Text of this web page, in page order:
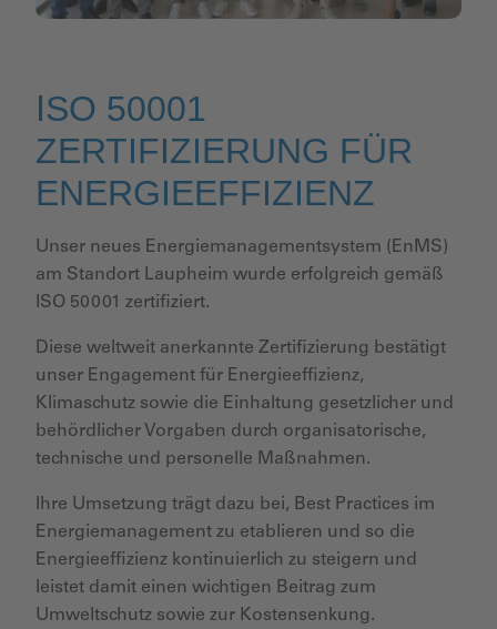
ISO 50001
ZERTIFIZIERUNG FÜR
ENERGIEEFFIZIENZ
Unser neues Energiemanagementsystem (EnMS)
am Standort Laupheim wurde erfolgreich gemäß
ISO 50001 zertifiziert.
Diese weltweit anerkannte Zertifizierung bestätigt
unser Engagement für Energieeffizienz,
Klimaschutz sowie die Einhaltung gesetzlicher und
behördlicher Vorgaben durch organisatorische,
technische und personelle Maßnahmen.
Ihre Umsetzung trägt dazu bei, Best Practices im
Energiemanagement zu etablieren und so die
Energieeffizienz kontinuierlich zu steigern und
leistet damit einen wichtigen Beitrag zum
Umweltschutz sowie zur Kostensenkung.